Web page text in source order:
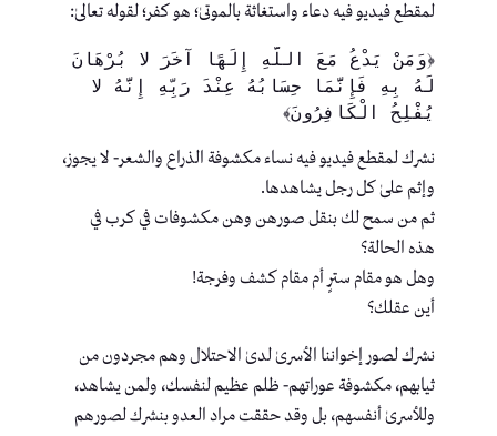
لمقطع فيديو فيه دعاء واستغاثة بالموتىٰ؛ هو كفر؛ لقوله تعالىٰ:
يُفْلِحُ الْكَافِرُونَ﴾
نشرك لمقطع فيديو فيه نساء مكشوفة الذراع والشعر- لا يجوز،
وإثم علىٰ كل رجل يشاهدها.
ثم من سمح لك بنقل صورهن وهن مكشوفات في كرب في
هذه الحالة؟
وهل هو مقام سترٍ أم مقام كشف وفرجة!
أين عقلك؟
نشرك لصور إخواننا الأسرىٰ لدىٰ الاحتلال وهم مجردون من
ثيابهم، مكشوفة عوراتهم- ظلم عظيم لنفسك، ولمن يشاهد،
وللأسرىٰ أنفسهم، بل وقد حققت مراد العدو بنشرك لصورهم